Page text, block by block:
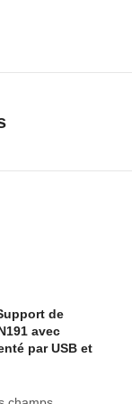
: le tissu en
de
avec
par USB et